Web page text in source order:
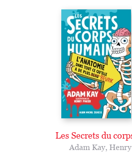
Les Secrets du
Adam Kay,